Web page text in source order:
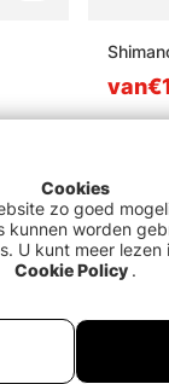
Cookies
zo goed
kunnen worden
U kunt meer lezen
Cookie Policy .